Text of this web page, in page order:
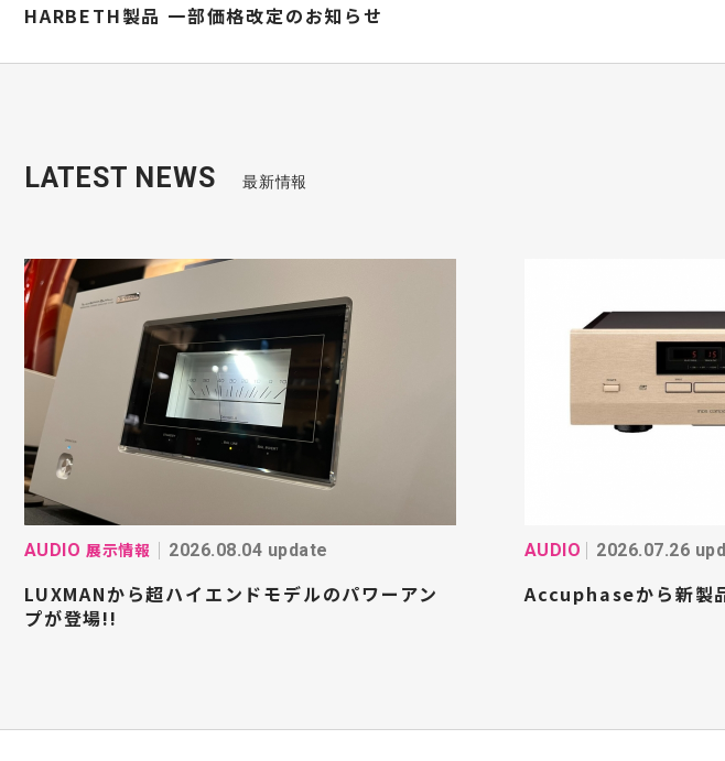
HARBETH製品 一部価格改定のお知らせ
LATEST NEWS 最新情報
AUDIO 展示情報 2026.08.04 update
LUXMANから超ハイエンドモデルのパワーアン
プが登場!!
AUDIO 2026.07.26
Accuphaseから新製